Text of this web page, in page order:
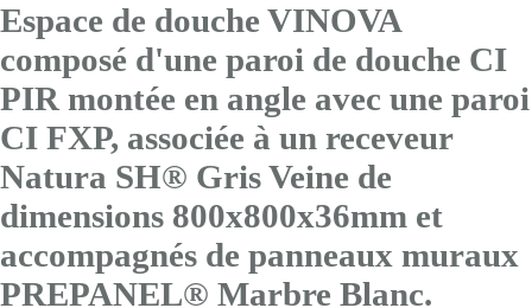
Espace de douche VINOVA
composé d'une paroi de douche CI
PIR montée en angle avec une paroi
CI FXP, associée à un receveur
Natura SH® Gris Veine de
dimensions 800x800x36mm et
accompagnés de panneaux muraux
PREPANEL® Marbre Blanc.